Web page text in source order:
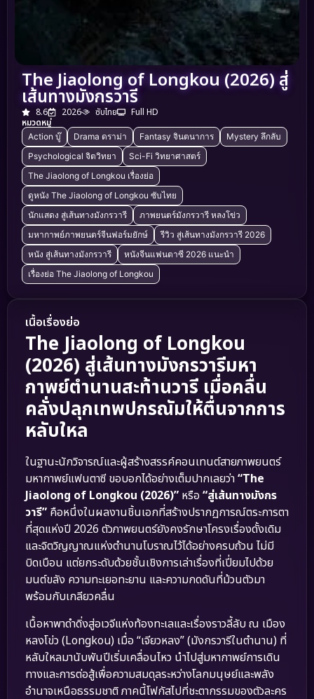
The Jiaolong of Longkou (2026) สู่
เส้นทางมังกรวารี
8.6 2026 ซับไทย
Full HD
หมวดหมู่
Action บู๊ Drama ดราม่า Fantasy จินตนาการ
Mystery ลึกลับ
Psychological จิตวิทยา
Sci-Fi วิทยาศาสตร์
The Jiaolong of Longkou เรื่องย่อ
ดูหนัง The Jiaolong of Longkou ซับไทย
นักแสดง สู่เส้นทางมังกรวารี
ภาพยนตร์มังกรวารี หลงโข่ว
มหากาพย์ภาพยนตร์จีนฟอร์มยักษ์
รีวิว สู่เส้นทางมังกรวารี 2026
หนัง สู่เส้นทางมังกรวารี
หนังจีนแฟนตาซี 2026 แนะนำ
เรื่องย่อ The Jiaolong of Longkou
เนื้อเรื่องย่อ
The Jiaolong of Longkou
(2026) สู่เส้นทางมังกรวารีมหา
กาพย์ตำนานสะท้านวารี เมื่อคลื่น
คลั่งปลุกเทพปกรณัมให้ตื่นจากการ
หลับใหล
ในฐานะนักวิจารณ์และผู้สร้างสรรค์คอนเทนต์สายภาพยนตร์
มหากาพย์แฟนตาซี ขอบอกได้อย่างเต็มปากเลยว่า“The
Jiaolong of Longkou (2026)” หรือ “สู่เส้นทางมังกร
วารี” คือหนึ่งในผลงานชิ้นเอกที่สร้างปรากฏการณ์ตระการตา
ที่สุดแห่งปี 2026 ตัวภาพยนตร์ยังคงรักษาโครงเรื่องดั้งเดิม
และจิตวิญญาณแห่งตำนานโบราณไว้ได้อย่างครบถ้วน ไม่มี
บิดเบือน แต่ยกระดับด้วยชั้นเชิงการเล่าเรื่องที่เปี่ยมไปด้วย
มนต์ขลัง ความทะเยอทะยาน และความกดดันที่ม้วนตัวมา
พร้อมกับเกลียวคลื่น
เนื้อหาพาดำดิ่งสู่อเวจีแห่งท้องทะเลและเรื่องราวลี้ลับ ณ เมือง
หลงโข่ว (Longkou) เมื่อ “เจียวหลง” (มังกรวารีในตำนาน) ที่
หลับใหลมานับพันปีเริ่มเคลื่อนไหว นำไปสู่มหากาพย์การเดิน
ทางและการต่อสู้เพื่อความสมดุลระหว่างโลกมนุษย์และพลัง
อำนาจเหนือธรรมชาติ ภาคนี้โฟกัสไปที่ชะตากรรมของตัวละคร